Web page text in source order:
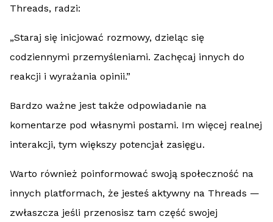
Threads, radzi:
„Staraj się inicjować rozmowy, dzieląc się
codziennymi przemyśleniami. Zachęcaj innych do
reakcji i wyrażania opinii.”
Bardzo ważne jest także odpowiadanie na
komentarze pod własnymi postami. Im więcej realnej
interakcji, tym większy potencjał zasięgu.
Warto również poinformować swoją społeczność na
innych platformach, że jesteś aktywny na Threads —
zwłaszcza jeśli przenosisz tam część swojej